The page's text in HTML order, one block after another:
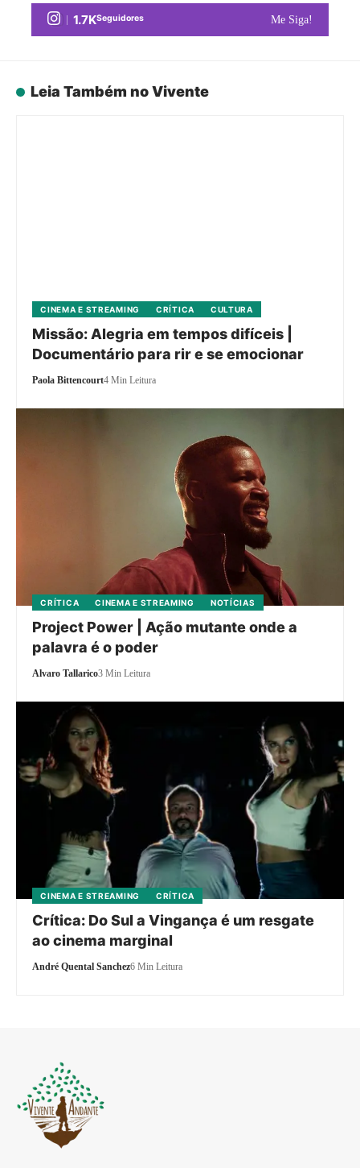
1.7KSeguidores Me Siga!
Leia Também no Vivente
CINEMA E STREAMING CRÍTICA CULTURA
Missão: Alegria em tempos difíceis |
Documentário para rir e se emocionar
Paola Bittencourt4 Min Leitura
CRÍTICA CINEMA E STREAMING NOTÍCIAS
Project Power | Ação mutante onde a
palavra é o poder
Alvaro Tallarico3 Min Leitura
CINEMA E STREAMING CRÍTICA
Crítica: Do Sul a Vingança é um resgate
ao cinema marginal
André Quental Sanchez6 Min Leitura